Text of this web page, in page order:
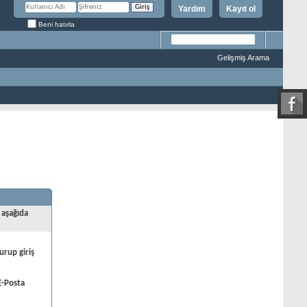
Kayıt ol
Yardım
Beni hatırla
Gelişmiş Arama
giriş
Posta